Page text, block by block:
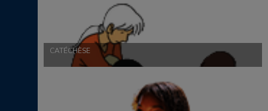
CATÉCHÈSE